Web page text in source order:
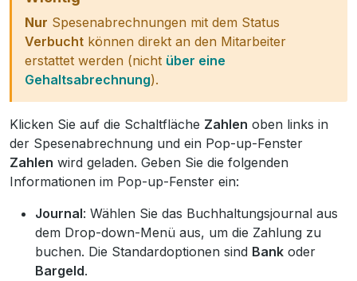
Nur Spesenabrechnungen mit dem Status
Verbucht können direkt an den Mitarbeiter
erstattet werden (nicht über eine
Gehaltsabrechnung).
Klicken Sie auf die Schaltfläche Zahlen oben links in
der Spesenabrechnung und ein Pop-up-Fenster
Zahlen wird geladen. Geben Sie die folgenden
Informationen im Pop-up-Fenster ein:
Journal: Wählen Sie das Buchhaltungsjournal aus
dem Drop-down-Menü aus, um die Zahlung zu
buchen. Die Standardoptionen sind Bank oder
Bargeld.